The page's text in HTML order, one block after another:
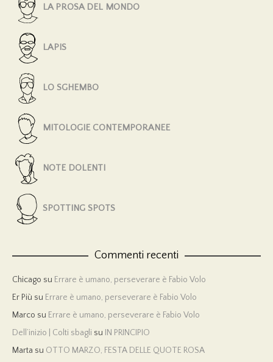
LA PROSA DEL MONDO
LAPIS
LO SGHEMBO
MITOLOGIE CONTEMPORANEE
NOTE DOLENTI
SPOTTING SPOTS
Commenti recenti
Chicago su Errare è umano, perseverare è Fabio Volo
Er Più su Errare è umano, perseverare è Fabio Volo
Marco su Errare è umano, perseverare è Fabio Volo
Dell’inizio | Colti sbagli su IN PRINCIPIO
Marta su OTTO MARZO, FESTA DELLE QUOTE ROSA